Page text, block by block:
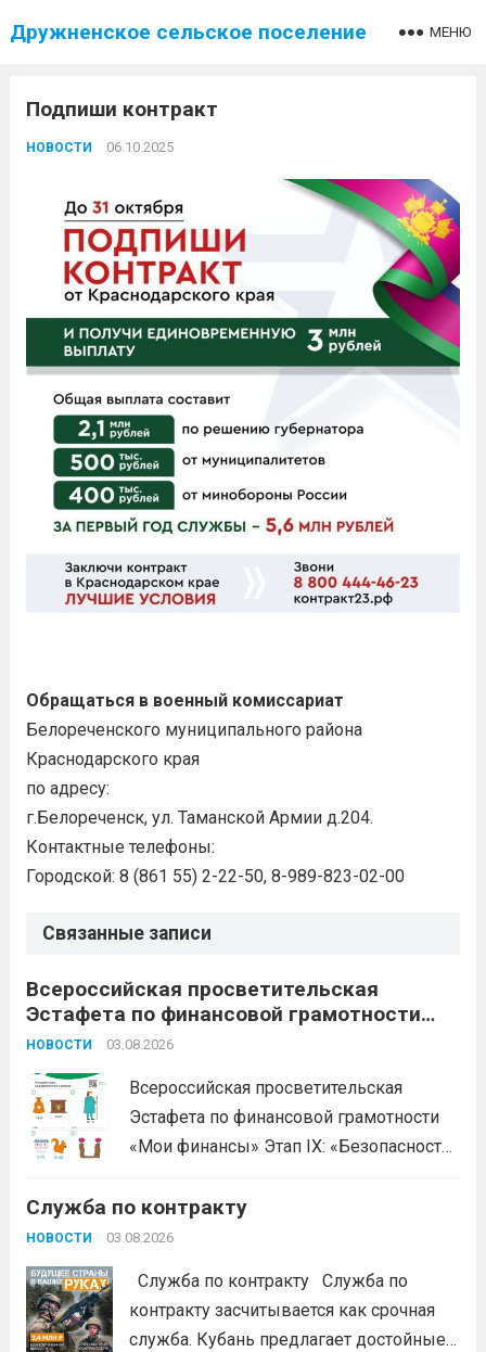
Дружненское сельское поселение МЕНЮ
Подпиши контракт
НОВОСТИ 06.10.2025
Обращаться в военный комиссариат
Белореченского муниципального района
Краснодарского края
по адресу:
г.Белореченск, ул. Таманской Армии д.204.
Контактные телефоны:
Городской: 8 (861 55) 2-22-50, 8-989-823-02-00
Связанные записи
Всероссийская просветительская
Эстафета по финансовой грамотности
«Мои финансы»
НОВОСТИ 03.08.2026
Всероссийская просветительская
Эстафета по финансовой грамотности
«Мои финансы» Этап IX: «Безопасность
портале: моифинансы.рф
#ЭстафетаМоиФинансы
Служба по контракту
НОВОСТИ 03.08.2026
Служба по контракту Служба по
контракту засчитывается как срочная
служба. Кубань предлагает достойные